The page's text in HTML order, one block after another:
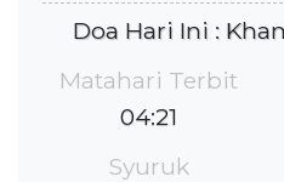
Doa Hari Ini :
Matahari Terbit
04:21
Syuruk